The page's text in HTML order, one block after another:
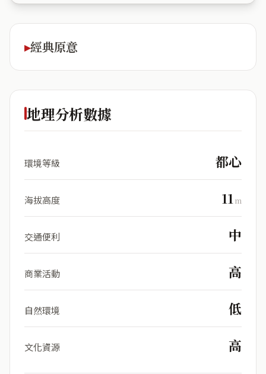
經典原意
地理分析數據
環境等級 都心
海拔高度 11m
交通便利 中
商業活動 高
自然環境 低
文化資源 高